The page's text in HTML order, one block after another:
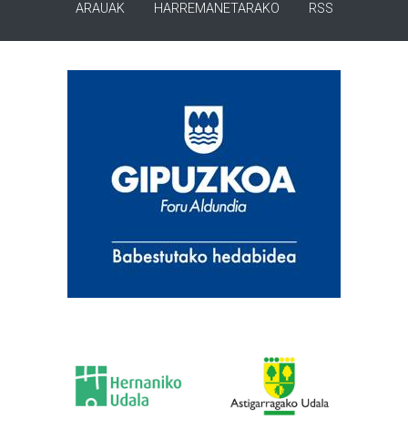
ARAUAK HARREMANETARAKO RSS